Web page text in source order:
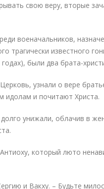
свою веру, вторые
военачальников,
трагически известного
были два брата-
узнали о вере
идолам и почитают Христа.
унижали, облачив в
который люто
и Вакху. – Будьте